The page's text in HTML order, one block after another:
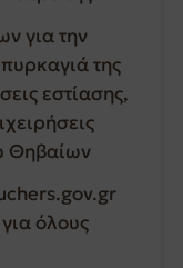
για την
της
εστίασης,
Θηβαίων
όλους